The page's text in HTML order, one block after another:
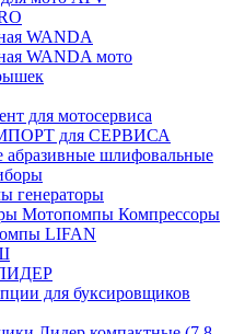
WANDA
WANDA мото
для мотосервиса
для СЕРВИСА
абразивные шлифовальные
генераторы
Мотопомпы Компрессоры
LIFAN
для буксировщиков